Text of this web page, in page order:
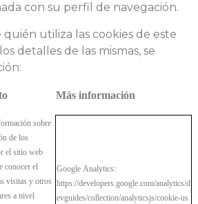
con su perfil de navegación.
quién utiliza las cookies de este
detalles de las mismas, se
Más información
sobre
de los
el sitio web
conocer el
visitas y otros
a nivel
Google Analytics:
https://developers.google.com/analytics/d
evguides/collection/analyticsjs/cookie-us